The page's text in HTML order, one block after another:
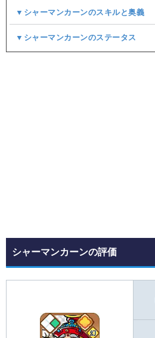
▼シャーマンカーンのスキルと奥義
▼シャーマンカーンのステータス
シャーマンカーンの評価